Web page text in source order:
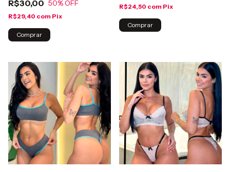
R$30,00 50% OFF
R$29,40 com Pix
Comprar
R$24,50 com Pix
Comprar